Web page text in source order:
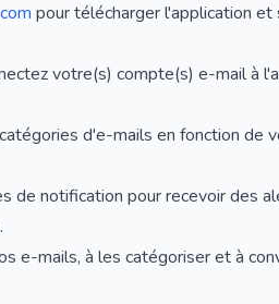
pour télécharger l'application
votre(s) compte(s) e-mail à
d'e-mails en fonction de
de notification pour recevoir des
e-mails, à les catégoriser et à